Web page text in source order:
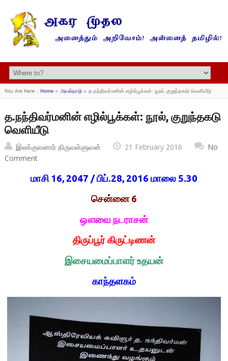
You Are Here : Home» அயல்நாடு» த.நந்திவர்மனின் எழில்பூக்கள்: நூல், குறுந்தகடு வெளியீடு
த.நந்திவர்மனின் எழில்பூக்கள்: நூல், குறுந்தகடு
வெளியீடு
இலக்குவனார் திருவள்ளுவன் 21 February 2016
No
Comment
மாசி 16, 2047 / பிப்.28, 2016 மாலை 5.30
சென்னை 6
ஔவை நடராசன்
திருப்பூர் கிருட்டிணன்
இசையமைப்பாளர் உதயன்
காந்தளகம்